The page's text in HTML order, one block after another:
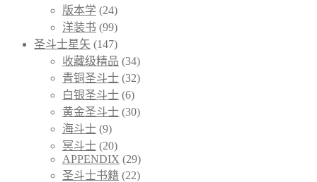
版本学 (24)
洋装书 (99)
圣斗士星矢 (147)
收藏级精品 (34)
青铜圣斗士 (32)
白银圣斗士 (6)
黄金圣斗士 (30)
海斗士 (9)
冥斗士 (20)
APPENDIX (29)
圣斗士书籍 (22)